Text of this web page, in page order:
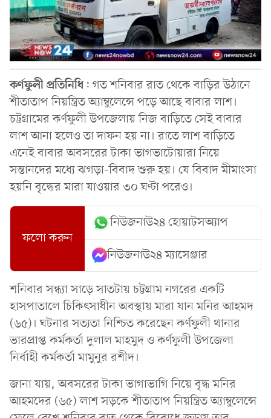
কর্ণফুলীপ্রতিনিধি : গত শনিবার রাত থেকে বাড়ির উঠানে
শীতাতাপ নিয়ন্ত্রিত অ্যাম্বুলেন্সে পড়ে আছে বাবার লাশ।
চট্টগ্রামের কর্ণফুলী উপজেলায় নিজ বাড়িতে সেই বাবার
লাশ আনা হলেও তা দাফন হয় না। রাতে লাশ বাড়িতে
এনেই বাবার অবসরের টাকা ভাগভাটোয়ারা নিয়ে
সন্তানদের মধ্যে ঝগড়া-বিবাদ শুরু হয়। যে বিবাদ মীমাংসা
হয়নি বৃদ্ধের মারা যাওয়ার ৩০ ঘণ্টা পরেও।
ফলো করুন
নিউজনাউ২৪ হোয়াটসঅ্যাপ
নিউজনাউ২৪ ম্যাসেঞ্জার
শনিবার সন্ধ্যা সাড়ে সাতটায় চট্টগ্রাম নগরের একটি
হাসপাতালে চিকিৎসাধীন অবস্থায় মারা যান মনির আহমদ
(৬৫)। ঘটনার সত্যতা নিশ্চিত করেছেন কর্ণফুলী থানার
ভারপ্রাপ্ত কর্মকর্তা দুলাল মাহমুদ ও কর্ণফুলী উপজেলা
নির্বাহী কর্মকর্তা মামুনুর রশীদ।
জানা যায়, অবসরের টাকা ভাগাভাগি নিয়ে বৃদ্ধ মনির
আহমদের (৬৫) লাশ সড়কে শীতাতাপ নিয়ন্ত্রিত অ্যাম্বুলেন্সে